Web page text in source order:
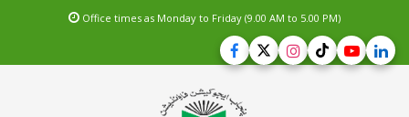
Office times as Monday to Friday (9.00 AM to 5.00 PM)